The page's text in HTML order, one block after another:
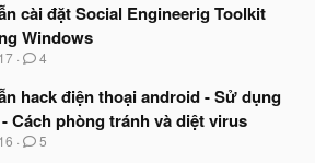
cài đặt Social Engineerig Toolkit
Windows
4
hack điện thoại android - Sử dụng
Cách phòng tránh và diệt virus
5